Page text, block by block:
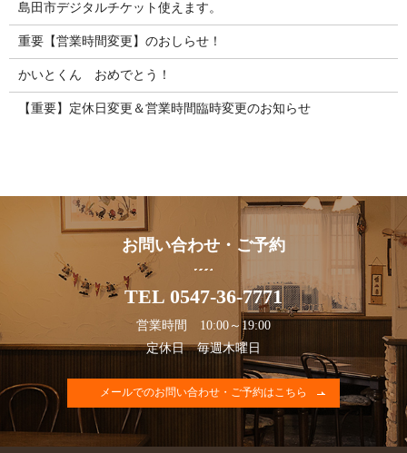
島田市デジタルチケット使えます。
重要【営業時間変更】のおしらせ！
かいとくん おめでとう！
【重要】定休日変更＆営業時間臨時変更のお知らせ
お問い合わせ・ご予約
TEL 0547-36-7771
営業時間 10:00～19:00
定休日 毎週木曜日
メールでのお問い合わせ・ご予約はこちら